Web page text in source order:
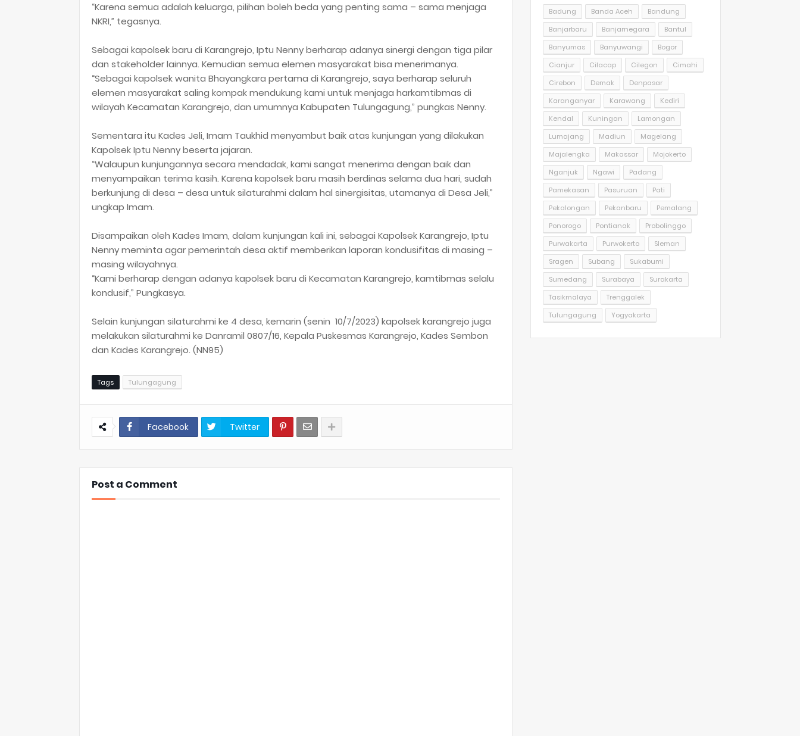
“Karena semua adalah keluarga, pilihan boleh beda yang penting sama – sama menjaga
NKRI,” tegasnya.
Sebagai kapolsek baru di Karangrejo, Iptu Nenny berharap adanya sinergi dengan tiga pilar
dan stakeholder lainnya. Kemudian semua elemen masyarakat bisa menerimanya.
“Sebagai kapolsek wanita Bhayangkara pertama di Karangrejo, saya berharap seluruh
elemen masyarakat saling kompak mendukung kami untuk menjaga harkamtibmas di
wilayah Kecamatan Karangrejo, dan umumnya Kabupaten Tulungagung,” pungkas Nenny.
Sementara itu Kades Jeli, Imam Taukhid menyambut baik atas kunjungan yang dilakukan
Kapolsek Iptu Nenny beserta jajaran.
“Walaupun kunjungannya secara mendadak, kami sangat menerima dengan baik dan
menyampaikan terima kasih. Karena kapolsek baru masih berdinas selama dua hari, sudah
berkunjung di desa – desa untuk silaturahmi dalam hal sinergisitas, utamanya di Desa Jeli,”
ungkap Imam.
Disampaikan oleh Kades Imam, dalam kunjungan kali ini, sebagai Kapolsek Karangrejo, Iptu
Nenny meminta agar pemerintah desa aktif memberikan laporan kondusifitas di masing –
masing wilayahnya.
“Kami berharap dengan adanya kapolsek baru di Kecamatan Karangrejo, kamtibmas selalu
kondusif,” Pungkasya.
Selain kunjungan silaturahmi ke 4 desa, kemarin (senin 10/7/2023) kapolsek karangrejo juga
melakukan silaturahmi ke Danramil 0807/16, Kepala Puskesmas Karangrejo, Kades Sembon
dan Kades Karangrejo. (NN95)
Tags Tulungagung
Facebook Twitter
Post a Comment
Badung Banda Aceh
Bandung
Banjarbaru
Banjarnegara
Bantul
Banyumas
Banyuwangi
Bogor
Cianjur
Cilacap Cilegon
Cimahi
Cirebon
Demak
Denpasar
Karanganyar
Karawang
Kediri
Kendal
Kuningan
Lamongan
Lumajang
Madiun
Magelang
Majalengka
Makassar
Mojokerto
Nganjuk
Ngawi
Padang
Pamekasan
Pasuruan
Pati
Pekalongan
Pekanbaru
Pemalang
Ponorogo
Pontianak
Probolinggo
Purwakarta
Purwokerto
Sleman
Sragen
Subang
Sukabumi
Sumedang
Surabaya
Surakarta
Tasikmalaya
Trenggalek
Tulungagung
Yogyakarta